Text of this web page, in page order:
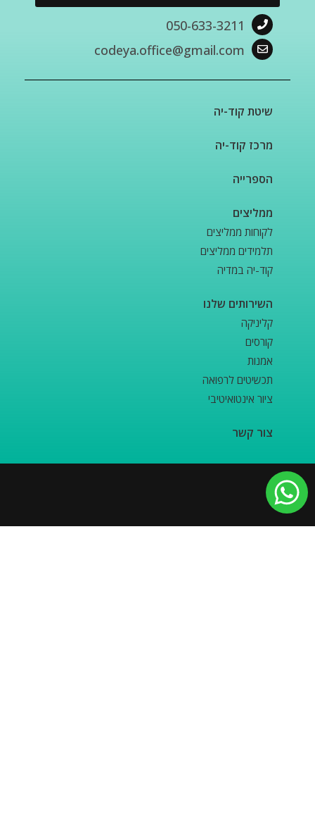
050-633-3211
codeya.office@gmail.com
שיטת קוד-יה
מרכז קוד-יה
הספרייה
ממליצים
לקוחות ממליצים
תלמידים ממליצים
קוד-יה במדיה
השירותים שלנו
קליניקה
קורסים
אמנות
תכשיטים לרפואה
ציור אינטואיטיבי
צור קשר